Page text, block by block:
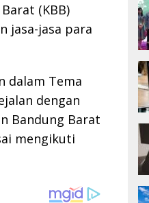
(KBB)
jasa-jasa para
dalam Tema
dengan
Bandung Barat
mengikuti